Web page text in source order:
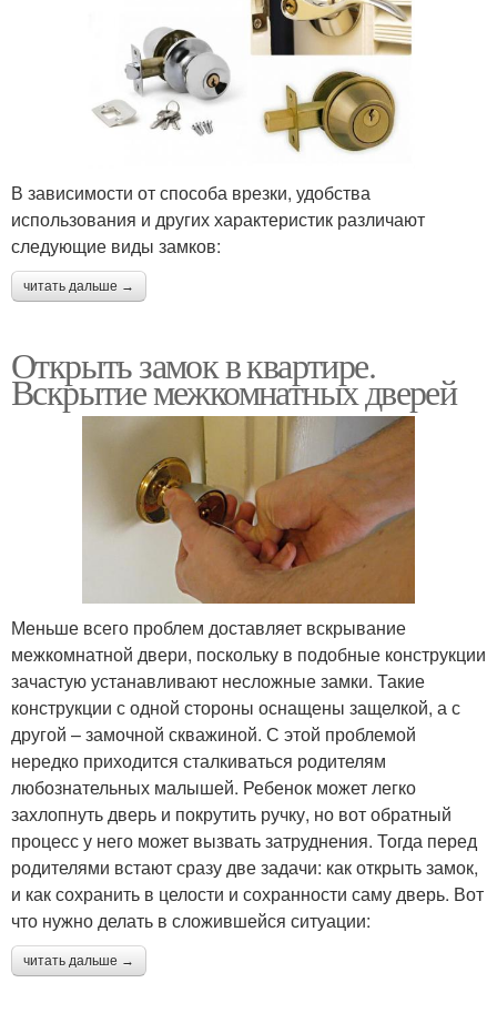
В зависимости от способа врезки, удобства
использования и других характеристик различают
следующие виды замков:
читать дальше →
Открыть замок в квартире.
Вскрытие межкомнатных дверей
Меньше всего проблем доставляет вскрывание
межкомнатной двери, поскольку в подобные конструкции
зачастую устанавливают несложные замки. Такие
конструкции с одной стороны оснащены защелкой, а с
другой – замочной скважиной. С этой проблемой
нередко приходится сталкиваться родителям
любознательных малышей. Ребенок может легко
захлопнуть дверь и покрутить ручку, но вот обратный
процесс у него может вызвать затруднения. Тогда перед
родителями встают сразу две задачи: как открыть замок,
и как сохранить в целости и сохранности саму дверь. Вот
что нужно делать в сложившейся ситуации:
читать дальше →